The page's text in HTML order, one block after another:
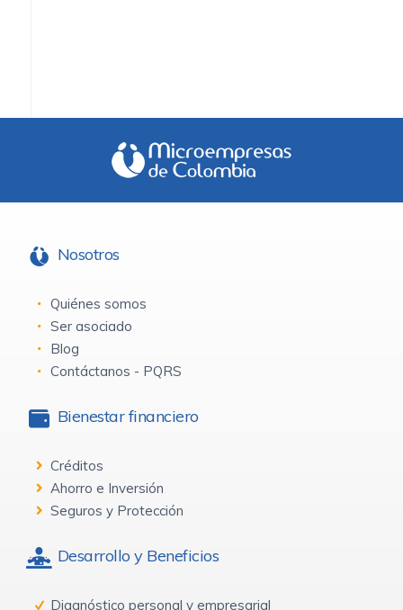
Nosotros
Quiénes somos
Ser asociado
Blog
Contáctanos - PQRS
Bienestar financiero
Créditos
Ahorro e Inversión
Seguros y Protección
Desarrollo y Beneficios
Diagnóstico personal y empresarial